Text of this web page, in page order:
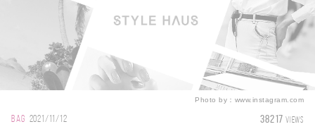
Photo by： www.instagram.com
BAG 2021/11/12 38217 VIEWS